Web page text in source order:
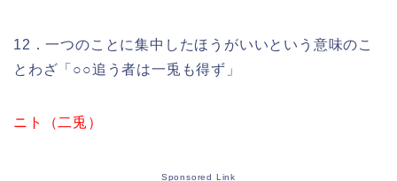
12．一つのことに集中したほうがいいという意味のこ
とわざ「○○追う者は一兎も得ず」
ニト（二兎）
Sponsored Link